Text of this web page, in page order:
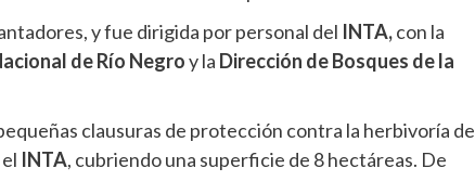
y fue dirigida por personal del INTA,con la
de Río Negroy la Dirección de Bosques de la
clausuras de protección contra la herbivoría de
INTA, cubriendo una superficie de 8 hectáreas. De